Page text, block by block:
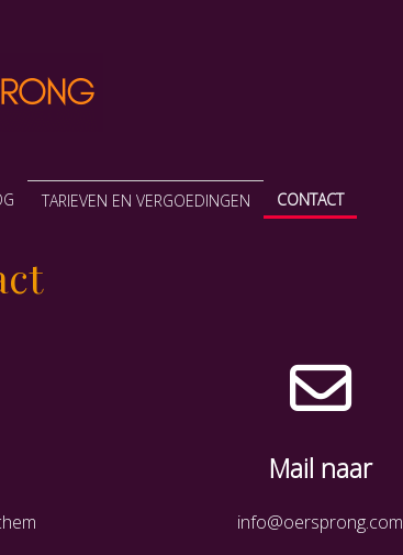
TARIEVEN EN VERGOEDINGEN CONTACT
Mail naar
info@oersprong.com